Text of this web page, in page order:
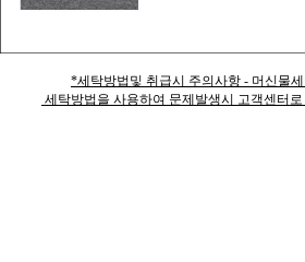
*세탁방법및 취급시 주의사항 - 머신물
세탁방법을 사용하여 문제발생시 고객센터